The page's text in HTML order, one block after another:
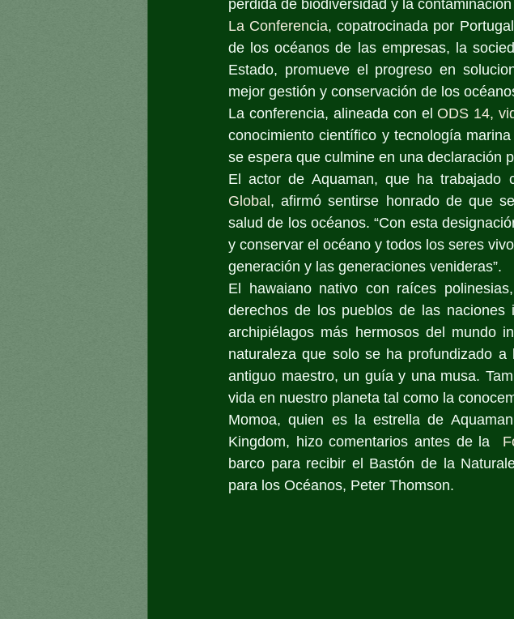
pérdida de biodiversidad y la
La Conferencia, copatrocinada por
de los océanos de las empresas, la
Estado, promueve el progreso en
mejor gestión y conservación de los
La conferencia, alineada con el ODS 14,
conocimiento científico y tecnología
se espera que culmine en una declaración
El actor de Aquaman, que ha trabajado
Global, afirmó sentirse honrado de que
salud de los océanos. “Con esta
y conservar el océano y todos los seres
generación y las generaciones venideras”.
El hawaiano nativo con raíces
derechos de los pueblos de las
archipiélagos más hermosos del mundo
naturaleza que solo se ha profundizado
antiguo maestro, un guía y una musa.
vida en nuestro planeta tal como la
Momoa, quien es la estrella de
Kingdom, hizo comentarios antes de la
barco para recibir el Bastón de la
para los Océanos, Peter Thomson.